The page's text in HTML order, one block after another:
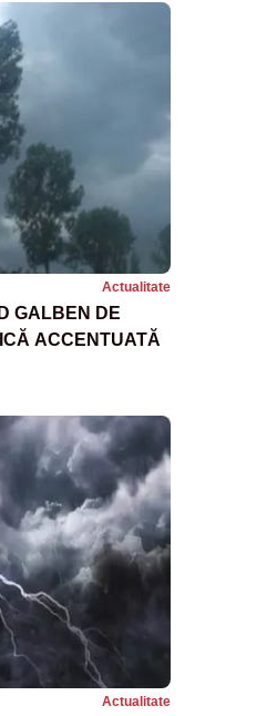
Actualitate
GALBEN DE
ACCENTUATĂ
Actualitate